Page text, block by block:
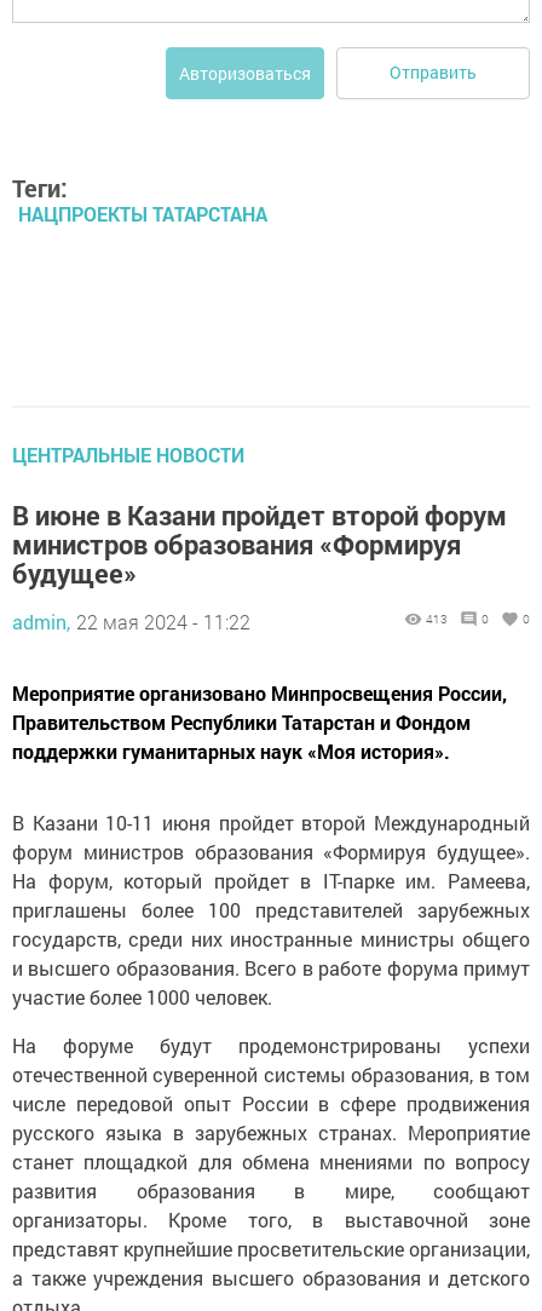
Авторизоваться Отправить
Теги:
НАЦПРОЕКТЫ ТАТАРСТАНА
ЦЕНТРАЛЬНЫЕ НОВОСТИ
В июне в Казани пройдет второй форум
министров образования «Формируя
будущее»
admin, 22 мая 2024 - 11:22 413 0 0
Мероприятие организовано Минпросвещения России,
Правительством Республики Татарстан и Фондом
поддержки гуманитарных наук «Моя история».
В Казани 10-11 июня пройдет второй Международный
форум министров образования «Формируя будущее».
На форум, который пройдет в IT-парке им. Рамеева,
приглашены более 100 представителей зарубежных
государств, среди них иностранные министры общего
и высшего образования. Всего в работе форума примут
участие более 1000 человек.
На форуме будут продемонстрированы успехи
отечественной суверенной системы образования, в том
числе передовой опыт России в сфере продвижения
русского языка в зарубежных странах. Мероприятие
станет площадкой для обмена мнениями по вопросу
развития образования в мире, сообщают
организаторы. Кроме того, в выставочной зоне
представят крупнейшие просветительские организации,
а также учреждения высшего образования и детского